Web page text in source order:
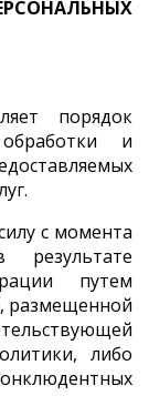
порядок
и
с момента
путем
размещенной
либо